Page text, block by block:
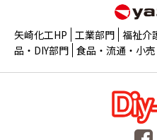
矢崎化工HP 工業部門 福祉介
品・DIY部門 食品・流通・小